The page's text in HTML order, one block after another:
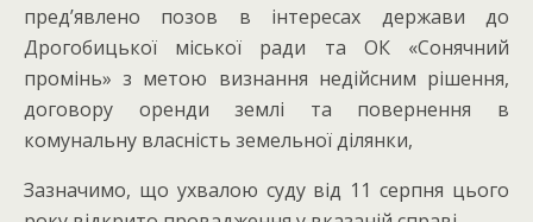
пред’явлено позов в інтересах держави до
Дрогобицької міської ради та ОК «Сонячний
промінь» з метою визнання недійсним рішення,
договору оренди землі та повернення в
комунальну власність земельної ділянки,
Зазначимо, що ухвалою суду від 11 серпня цього